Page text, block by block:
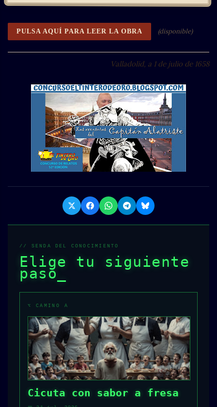
PULSA AQUÍ PARA LEER LA OBRA (disponible)
Valladolid, a 1 de julio de 1658
// SENDA DEL CONOCIMIENTO
Elige tu siguiente
paso
⌥ CAMINO A
Cicuta con sabor a fresa